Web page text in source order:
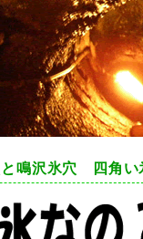
鳴沢氷穴 四角い